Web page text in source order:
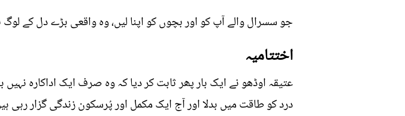
جو سسرال والے آپ کو اور بچوں کو اپنا لیں، وہ واقعی بڑے دل کے لوگ
اختتامیہ
عتیقہ اوڈھو نے ایک بار پھر ثابت کر دیا کہ وہ صرف ایک اداکارہ
درد کو طاقت میں بدلا اور آج ایک مکمل اور پُرسکون زندگی گزار رہی